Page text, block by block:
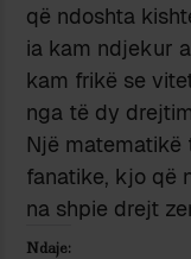
që ndoshta
ia kam ndjekur
kam frikë se
nga të dy
Një matematikë
fanatike, kjo që
na shpie drejt
Ndaje: